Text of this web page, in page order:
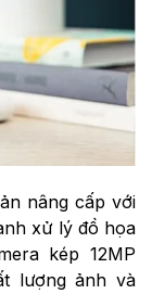
nâng cấp với
xử lý đồ họa
kép 12MP
lượng ảnh và